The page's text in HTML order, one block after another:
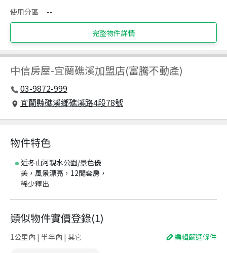
使用分區
--
完整物件詳情
中信房屋-宜蘭礁溪加盟店(富騰不動產)
03-9872-999
宜蘭縣礁溪鄉礁溪路4段78號
物件特色
近冬山河親水公園/景色優
美，風景漂亮，12間套房，
稀少釋出
類似物件實價登錄(1)
1公里內 | 半年內 | 其它 編輯篩選條件